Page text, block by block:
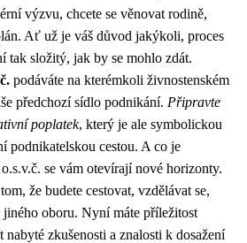
výzvu, chcete se věnovat rodině,
Ať už je váš důvod jakýkoli, proces
tak složitý, jak by se mohlo zdát.
podáváte na kterémkoli živnostenském
předchozí sídlo podnikání. Připravte
poplatek, který je ale symbolickou
podnikatelskou cestou. A co je
se vám otevírají nové horizonty.
že budete cestovat, vzdělávat se,
jiného oboru. Nyní máte příležitost
zkušenosti a znalosti k dosažení